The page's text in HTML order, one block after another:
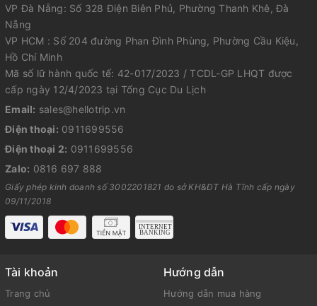
VP Đà Nẵng: Số 328 Điện Biên Phủ, Phường Thanh Khê, Đà
Nẵng
VP HCM : Số 204 đường Phan Đình Phùng, Phường Cầu Kiệu,
Hồ Chí Minh
Mã số lữ hành quốc tế: 42-017/2023 / TCDL-GP LHQT được
cấp ngày 12/4/2023 tại Tổng Cục Du Lịch
Email: sales@hellotrip.vn
Điện thoại: 0911699556
Điện thoại 2: 0911699556
Zalo: 0816 697 888
Giấy phép kinh doanh số 3002201821 do sở KH&ĐT Hà Tĩnh cấp ngày
09/11/2018
Tài khoản
Trang chủ
Hướng dẫn
Hướng dẫn mua hàng